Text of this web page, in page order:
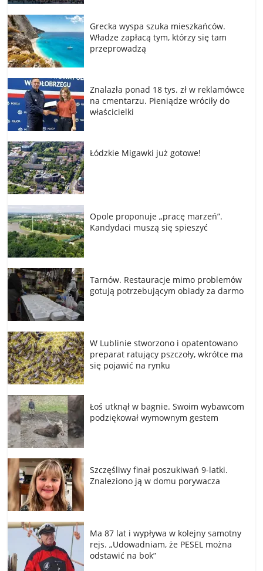
Grecka wyspa szuka mieszkańców.
Władze zapłacą tym, którzy się tam
przeprowadzą
Znalazła ponad 18 tys. zł w reklamówce
na cmentarzu. Pieniądze wróciły do
właścicielki
Łódzkie Migawki już gotowe!
Opole proponuje „pracę marzeń”.
Kandydaci muszą się spieszyć
Tarnów. Restauracje mimo problemów
gotują potrzebującym obiady za darmo
W Lublinie stworzono i opatentowano
preparat ratujący pszczoły, wkrótce ma
się pojawić na rynku
Łoś utknął w bagnie. Swoim wybawcom
podziękował wymownym gestem
Szczęśliwy finał poszukiwań 9-latki.
Znaleziono ją w domu porywacza
Ma 87 lat i wypływa w kolejny samotny
rejs. „Udowadniam, że PESEL można
odstawić na bok”